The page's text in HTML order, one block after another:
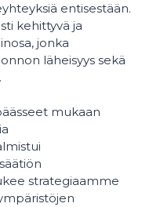
entisestään.
kehittyvä ja
jonka
läheisyys sekä
mukaan
strategiaamme